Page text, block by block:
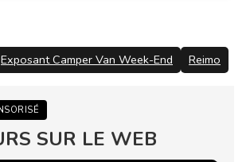
Exposant Camper Van Week-End Reimo
SUR LE WEB